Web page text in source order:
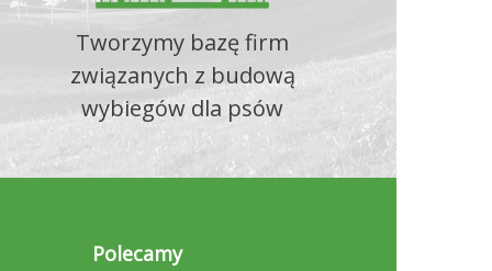
Tworzymy bazę firm
związanych z budową
wybiegów dla psów
Polecamy